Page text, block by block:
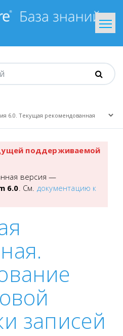
поддерживаемой
версия —
6.0. См. документацию к
записей